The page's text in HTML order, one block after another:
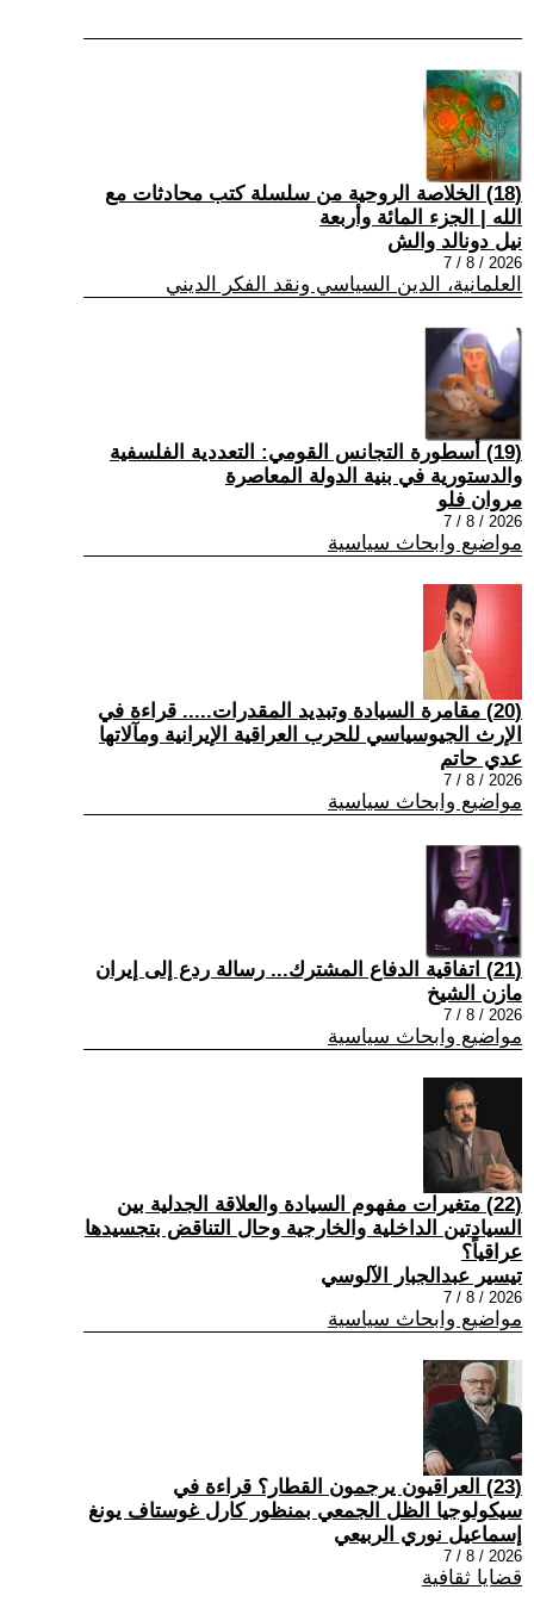
(18) الخلاصة الروحية من سلسلة كتب محادثات مع
الله | الجزء المائة وأربعة
نيل دونالد والش
2026 / 8 / 7
العلمانية، الدين السياسي ونقد الفكر الديني
(19) أسطورة التجانس القومي: التعددية الفلسفية
والدستورية في بنية الدولة المعاصرة
مروان فلو
2026 / 8 / 7
مواضيع وابحاث سياسية
(20) مقامرة السيادة وتبديد المقدرات..... قراءة في
الإرث الجيوسياسي للحرب العراقية الإيرانية ومآلاتها
عدي حاتم
2026 / 8 / 7
مواضيع وابحاث سياسية
(21) اتفاقية الدفاع المشترك... رسالة ردع إلى إيران
مازن الشيخ
2026 / 8 / 7
مواضيع وابحاث سياسية
(22) متغيرات مفهوم السيادة والعلاقة الجدلية بين
السيادتين الداخلية والخارجية وحال التناقض بتجسيدها
عراقياً؟
تيسير عبدالجبار الآلوسي
2026 / 8 / 7
مواضيع وابحاث سياسية
(23) العراقيون يرجمون القطار؟ قراءة في
سيكولوجيا الظل الجمعي بمنظور كارل غوستاف يونغ
إسماعيل نوري الربيعي
2026 / 8 / 7
قضايا ثقافية